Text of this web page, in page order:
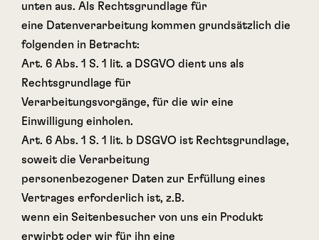
unten aus. Als Rechtsgrundlage für
eine Datenverarbeitung kommen grundsätzlich die
folgenden in Betracht:
Art. 6 Abs. 1 S. 1 lit. a DSGVO dient uns als
Rechtsgrundlage für
Verarbeitungsvorgänge, für die wir eine
Einwilligung einholen.
Art. 6 Abs. 1 S. 1 lit. b DSGVO ist Rechtsgrundlage,
soweit die Verarbeitung
personenbezogener Daten zur Erfüllung eines
Vertrages erforderlich ist, z.B.
wenn ein Seitenbesucher von uns ein Produkt
erwirbt oder wir für ihn eine